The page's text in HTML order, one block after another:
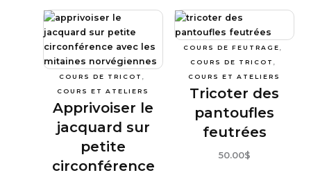
COURS DE TRICOT
COURS ET ATELIERS
Apprivoiser le
jacquard sur
petite
circonférence
COURS DE FEUTRAGE
COURS DE TRICOT
COURS ET ATELIERS
Tricoter des
pantoufles
feutrées
50.00$